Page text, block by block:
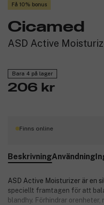
Få 10% bonus
Cicamed
ASD Active
Bara 4 på lager
206 kr
Finns online
BeskrivningAnvändning
ASD Active Moisturizer är en
speciellt framtagen för att
blandhy. Förhindrar